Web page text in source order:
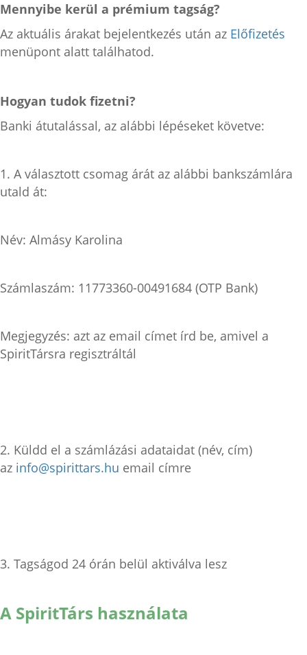
Mennyibe kerül a prémium tagság?
Az aktuális árakat bejelentkezés után az Előfizetés
menüpont alatt találhatod.
Hogyan tudok fizetni?
Banki átutalással, az alábbi lépéseket követve:
1. A választott csomag árát az alábbi bankszámlára
utald át:
Név: Almásy Karolina
Számlaszám: 11773360-00491684 (OTP Bank)
Megjegyzés: azt az email címet írd be, amivel a
SpiritTársra regisztráltál
2. Küldd el a számlázási adataidat (név, cím)
az info@spirittars.hu email címre
3. Tagságod 24 órán belül aktiválva lesz
A SpiritTárs használata